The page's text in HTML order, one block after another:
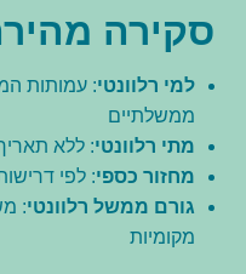
סקירה
למי רלוונטי: עמותות
ממשלתיים
מתי רלוונטי: ללא
מחזור כספי: לפי
גורם ממשל רלוונטי:
מקומיות